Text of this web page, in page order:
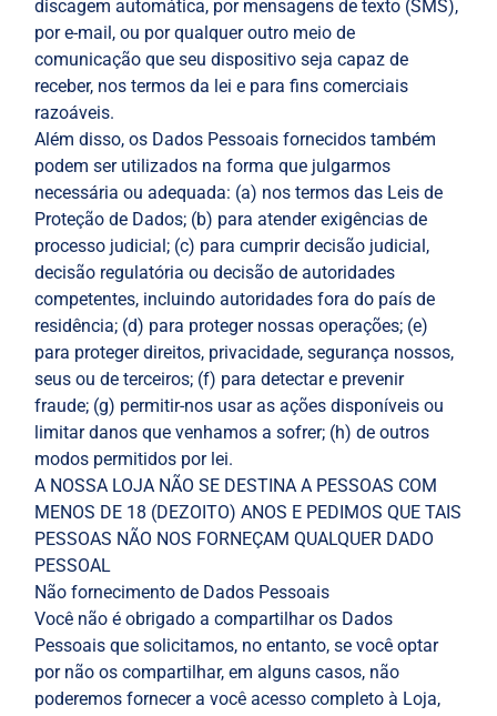
discagem automática, por mensagens de texto (SMS),
por e-mail, ou por qualquer outro meio de
comunicação que seu dispositivo seja capaz de
receber, nos termos da lei e para fins comerciais
razoáveis.
Além disso, os Dados Pessoais fornecidos também
podem ser utilizados na forma que julgarmos
necessária ou adequada: (a) nos termos das Leis de
Proteção de Dados; (b) para atender exigências de
processo judicial; (c) para cumprir decisão judicial,
decisão regulatória ou decisão de autoridades
competentes, incluindo autoridades fora do país de
residência; (d) para proteger nossas operações; (e)
para proteger direitos, privacidade, segurança nossos,
seus ou de terceiros; (f) para detectar e prevenir
fraude; (g) permitir-nos usar as ações disponíveis ou
limitar danos que venhamos a sofrer; (h) de outros
modos permitidos por lei.
A NOSSA LOJA NÃO SE DESTINA A PESSOAS COM
MENOS DE 18 (DEZOITO) ANOS E PEDIMOS QUE TAIS
PESSOAS NÃO NOS FORNEÇAM QUALQUER DADO
PESSOAL
Não fornecimento de Dados Pessoais
Você não é obrigado a compartilhar os Dados
Pessoais que solicitamos, no entanto, se você optar
por não os compartilhar, em alguns casos, não
poderemos fornecer a você acesso completo à Loja,